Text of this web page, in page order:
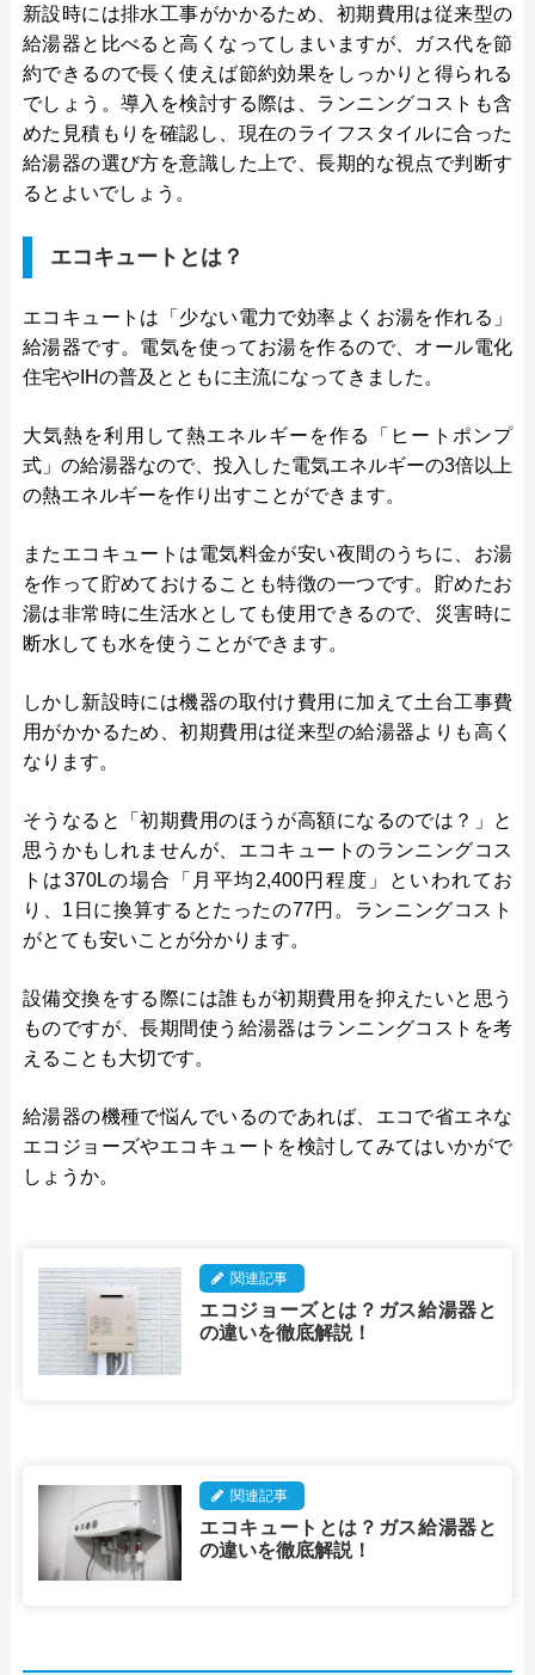
新設時には排水工事がかかるため、初期費用は従来型の
給湯器と比べると高くなってしまいますが、ガス代を節
約できるので長く使えば節約効果をしっかりと得られる
でしょう。導入を検討する際は、ランニングコストも含
めた見積もりを確認し、現在のライフスタイルに合った
給湯器の選び方を意識した上で、長期的な視点で判断す
るとよいでしょう。
エコキュートとは？
エコキュートは「少ない電力で効率よくお湯を作れる」
給湯器です。電気を使ってお湯を作るので、オール電化
住宅やIHの普及とともに主流になってきました。
大気熱を利用して熱エネルギーを作る「ヒートポンプ
式」の給湯器なので、投入した電気エネルギーの3倍以上
の熱エネルギーを作り出すことができます。
またエコキュートは電気料金が安い夜間のうちに、お湯
を作って貯めておけることも特徴の一つです。貯めたお
湯は非常時に生活水としても使用できるので、災害時に
断水しても水を使うことができます。
しかし新設時には機器の取付け費用に加えて土台工事費
用がかかるため、初期費用は従来型の給湯器よりも高く
なります。
そうなると「初期費用のほうが高額になるのでは？」と
思うかもしれませんが、エコキュートのランニングコス
トは370Lの場合「月平均2,400円程度」といわれてお
り、1日に換算するとたったの77円。ランニングコスト
がとても安いことが分かります。
設備交換をする際には誰もが初期費用を抑えたいと思う
ものですが、長期間使う給湯器はランニングコストを考
えることも大切です。
給湯器の機種で悩んでいるのであれば、エコで省エネな
エコジョーズやエコキュートを検討してみてはいかがで
しょうか。
関連記事
エコジョーズとは？ガス給湯器と
の違いを徹底解説！
関連記事
エコキュートとは？ガス給湯器と
の違いを徹底解説！